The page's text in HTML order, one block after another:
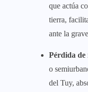
que actúa
tierra,
ante la
Pérdida de
o
del Tuy,